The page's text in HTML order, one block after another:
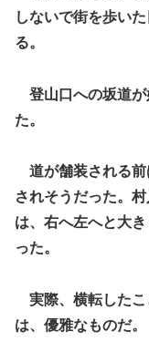
しないで街を歩い
る。
登山口への坂道が
た。
道が舗装される前
されそうだった。
は、右へ左へと大
った。
実際、横転したこ
は、優雅なものだ。